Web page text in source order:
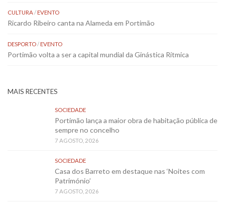
CULTURA/EVENTO
Ricardo Ribeiro canta na Alameda em Portimão
DESPORTO/EVENTO
Portimão volta a ser a capital mundial da Ginástica Rítmica
MAIS RECENTES
SOCIEDADE
Portimão lança a maior obra de habitação pública de
sempre no concelho
7 AGOSTO, 2026
SOCIEDADE
Casa dos Barreto em destaque nas ‘Noites com
Património’
7 AGOSTO, 2026